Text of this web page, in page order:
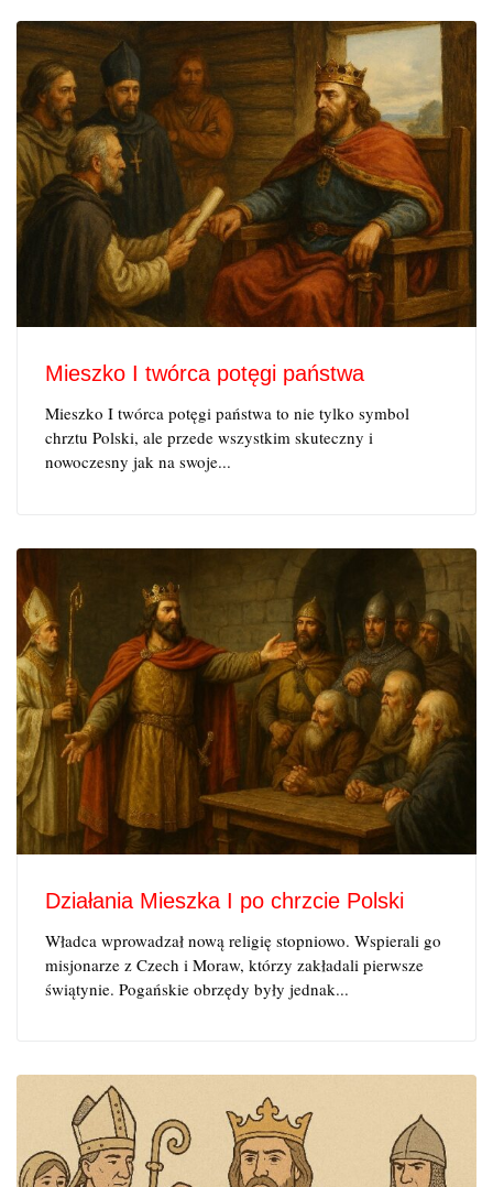
Mieszko I twórca potęgi państwa
Mieszko I twórca potęgi państwa to nie tylko symbol
chrztu Polski, ale przede wszystkim skuteczny i
nowoczesny jak na swoje...
Działania Mieszka I po chrzcie Polski
Władca wprowadzał nową religię stopniowo. Wspierali go
misjonarze z Czech i Moraw, którzy zakładali pierwsze
świątynie. Pogańskie obrzędy były jednak...